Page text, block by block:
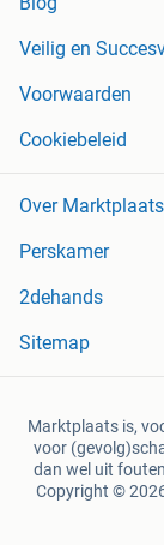
Veilig en
Voorwaarden
Cookiebeleid
Over Marktplaats
Perskamer
2dehands
Sitemap
Marktplaats is,
voor
dan wel uit
Copyright ©